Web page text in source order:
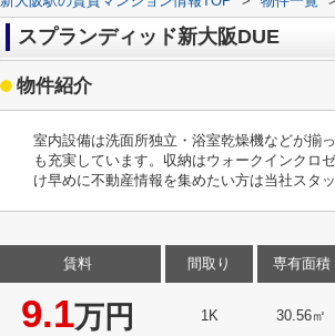
スプランディッド新大阪DUE
物件紹介
室内設備は洗面所独立・浴室乾燥機などが揃
も充実しています。収納はウォークインクロ
け早めに不動産情報を集めたい方は当社スタ
賃料
9.1万円
間取り
1K
専有面積
30.56㎡